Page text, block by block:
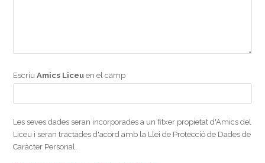
EscriuAmics Liceu en el camp
Les seves dades seran incorporades a un fitxer propietat d'Amics del
Liceu i seran tractades d'acord amb la Llei de Protecció de Dades de
Caràcter Personal.